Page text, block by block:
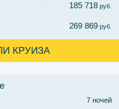
185 718 руб.
269 869 руб.
КРУИЗА
7 ночей